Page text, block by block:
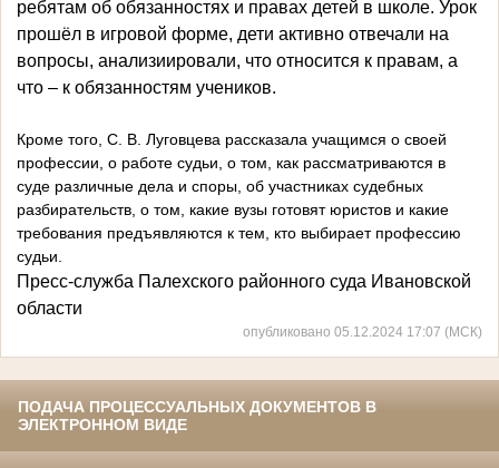
ребятам об обязанностях и правах детей в школе. Урок
прошёл в игровой форме, дети активно отвечали на
вопросы, анализиировали, что относится к правам, а
что – к обязанностям учеников.
Кроме того, С. В. Луговцева рассказала учащимся о своей
профессии, о работе судьи, о том, как рассматриваются в
суде различные дела и споры, об участниках судебных
разбирательств, о том, какие вузы готовят юристов и какие
требования предъявляются к тем, кто выбирает профессию
судьи.
Пресс-служба Палехского районного суда Ивановской
области
опубликовано 05.12.2024 17:07 (МСК)
ПОДАЧА ПРОЦЕССУАЛЬНЫХ ДОКУМЕНТОВ В
ЭЛЕКТРОННОМ ВИДЕ